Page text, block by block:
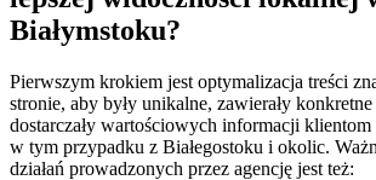
Białymstoku?
Pierwszym krokiem jest optymalizacja treści
stronie, aby były unikalne, zawierały
dostarczały wartościowych informacji
w tym przypadku z Białegostoku i okolic.
działań prowadzonych przez agencję jest też: